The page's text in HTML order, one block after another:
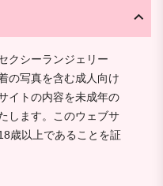
クシーランジェリー
の写真を含む成人向け
イトの内容を未成年の
します。このウェブサ
歳以上であることを証